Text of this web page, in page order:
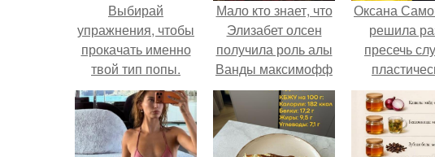
Выбирай
упражнения, чтобы
прокачать именно
твой тип попы.
Мало кто знает, что
Элизабет олсен
получила роль алы
Ванды максимофф
не сразу.
Оксана
решила
пресечь